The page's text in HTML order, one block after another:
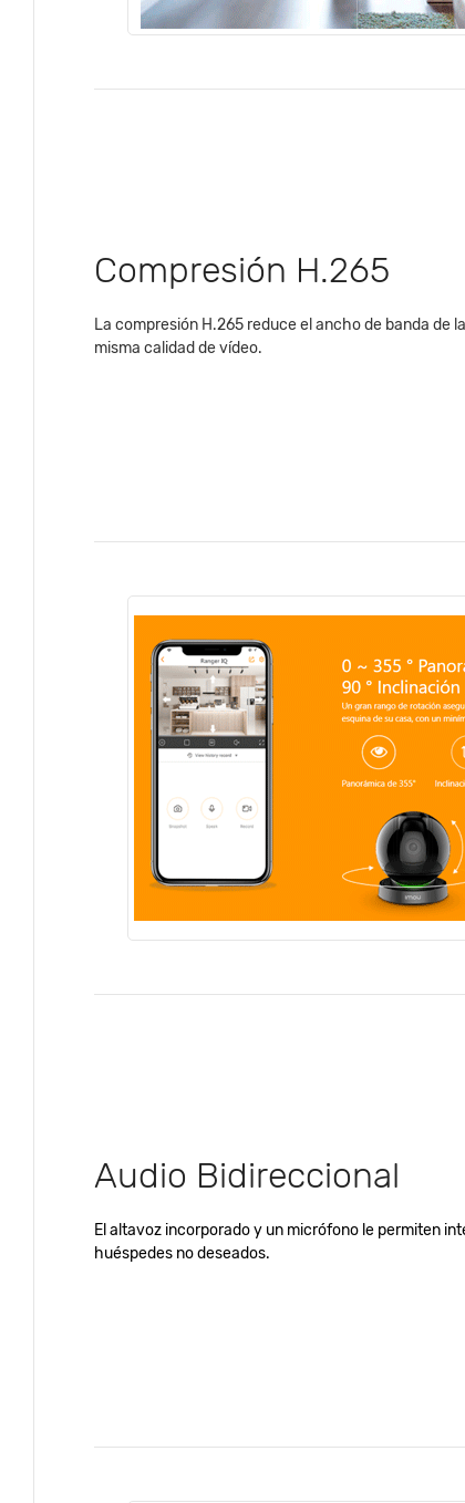
Compresión H.265
La compresión H.265 reduce el ancho de banda de
misma calidad de vídeo.
Audio Bidireccional
El altavoz incorporado y un micrófono le permiten
huéspedes no deseados.